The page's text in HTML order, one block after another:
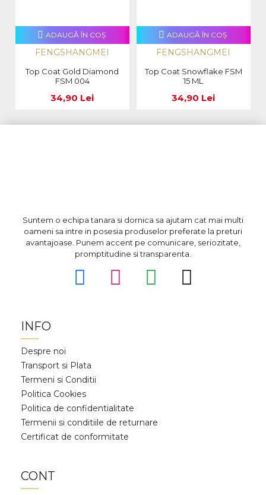
FENGSHANGMEI
Top Coat Gold Diamond
FSM 004
34,90 Lei
ADAUGĂ ÎN COŞ
FENGSHANGMEI
Top Coat Snowflake FSM
15 ML
34,90 Lei
ADAUGĂ ÎN COŞ
Suntem o echipa tanara si dornica sa ajutam cat mai multi
oameni sa intre in posesia produselor preferate la preturi
avantajoase. Punem accent pe comunicare, seriozitate,
promptitudine si transparenta.
INFO
Despre noi
Transport si Plata
Termeni si Conditii
Politica Cookies
Politica de confidentialitate
Termenii si conditiile de returnare
Certificat de conformitate
CONT